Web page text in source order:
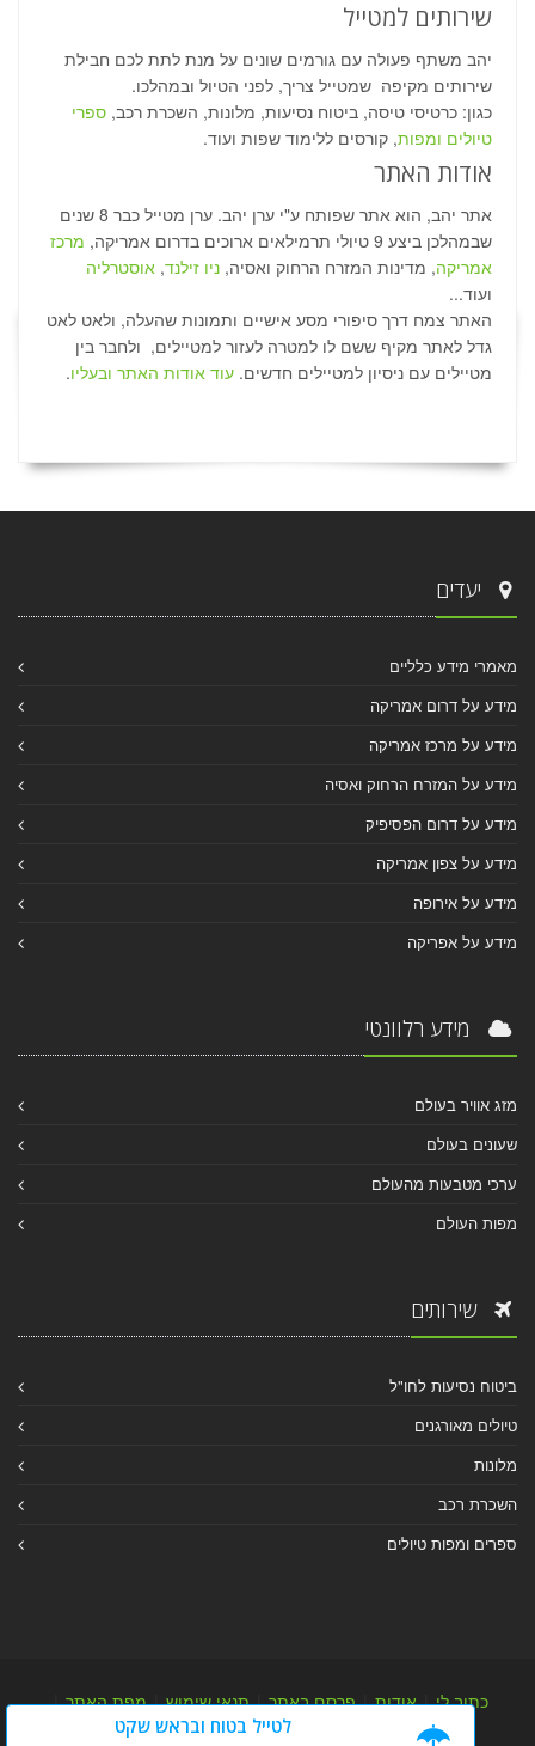
שירותים למטייל
יהב משתף פעולה עם גורמים שונים על מנת לתת לכם חבילת
שירותים מקיפה שמטייל צריך, לפני הטיול ובמהלכו.
כגון: כרטיסי טיסה, ביטוח נסיעות, מלונות, השכרת רכב, ספרי
טיולים ומפות, קורסים ללימוד שפות ועוד.
אודות האתר
אתר יהב, הוא אתר שפותח ע"י ערן יהב. ערן מטייל כבר 8 שנים
שבמהלכן ביצע 9 טיולי תרמילאים ארוכים בדרום אמריקה,
מרכז
אמריקה, מדינות המזרח הרחוק ואסיה, ניו זילנד, אוסטרליה
ועוד...
האתר צמח דרך סיפורי מסע אישיים ותמונות שהעלה, ולאט לאט
גדל לאתר מקיף ששם לו למטרה לעזור למטיילים, ולחבר בין
מטיילים עם ניסיון למטיילים חדשים. עוד אודות האתר ובעליו.
יעדים
מאמרי מידע כלליים
מידע על דרום אמריקה
מידע על מרכז אמריקה
מידע על המזרח הרחוק ואסיה
מידע על דרום הפסיפיק
מידע על צפון אמריקה
מידע על אירופה
מידע על אפריקה
מידע רלוונטי
מזג אוויר בעולם
שעונים בעולם
ערכי מטבעות מהעולם
מפות העולם
שירותים
ביטוח נסיעות לחו"ל
טיולים מאורגנים
מלונות
השכרת רכב
ספרים ומפות טיולים
כתוב לי|אודות|פרסם באתר|תנאי שימוש|מפת האתר|
מפת אלבום|מפת מאמרי מידע
לטייל בטוח ובראש שקט